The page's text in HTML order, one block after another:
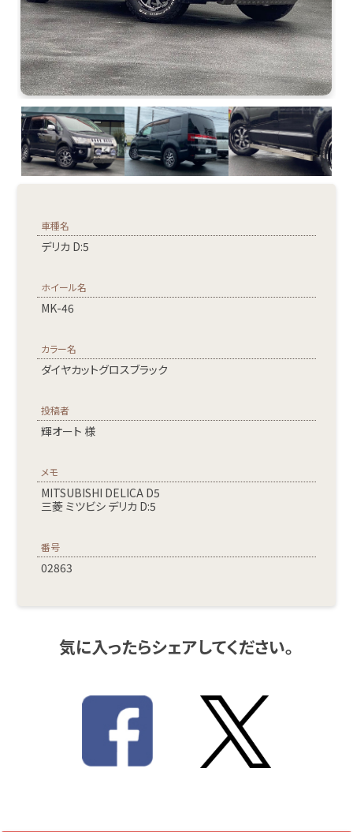
車種名
デリカ D:5
ホイール名
MK-46
カラー名
ダイヤカットグロスブラック
投稿者
輝オート 様
メモ
MITSUBISHI DELICA D5
三菱 ミツビシ デリカ D:5
番号
02863
気に入ったらシェアしてください。